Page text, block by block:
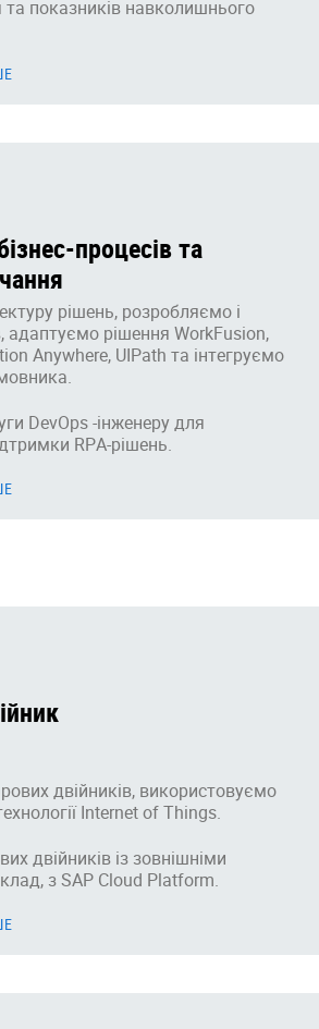
показників навколишнього
процесів та
рішень, розробляємо і
адаптуємо рішення WorkFusion,
Anywhere, UIPath та інтегруємо
DevOps -інженеру для
RPA-рішень.
двійників, використовуємо
Internet of Things.
двійників із зовнішніми
з SAP Cloud Platform.